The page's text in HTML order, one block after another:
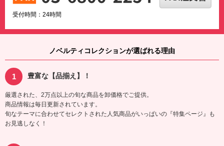
受付時間：24時間
ノベルティコレクションが選ばれる理由
豊富な【品揃え】！
厳選された、2万点以上の旬な商品を卸価格でご提供。
商品情報は毎日更新されています。
旬なテーマに合わせてセレクトされた人気商品がいっぱいの『特集ページ』も
お見逃しなく！